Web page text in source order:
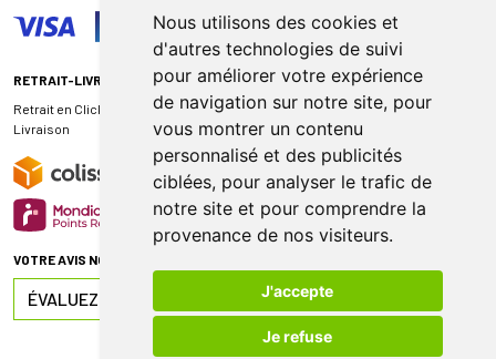
Nous utilisons des cookies et
d'autres technologies de suivi
pour améliorer votre expérience
de navigation sur notre site, pour
vous montrer un contenu
personnalisé et des publicités
ciblées, pour analyser le trafic de
notre site et pour comprendre la
provenance de nos visiteurs.
J'accepte
Je refuse
RETRAIT-LIVRAISON
Retrait en Click & Collect
Livraison
VOTRE AVIS NOUS INTÉRESSE
ÉVALUEZ-NOUS SUR